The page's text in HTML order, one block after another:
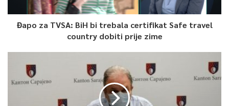
Đapo za TVSA: BiH bi trebala certifikat Safe travel
country dobiti prije zime